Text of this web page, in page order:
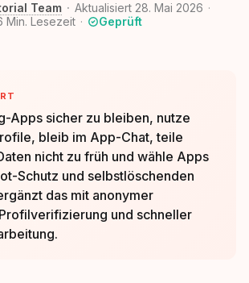
Team
Aktualisiert 28. Mai 2026
Min. Lesezeit Geprüft
Apps sicher zu bleiben, nutze
bleib im App-Chat, teile
nicht zu früh und wähle Apps
Schutz und selbstlöschenden
das mit anonymer
und schneller